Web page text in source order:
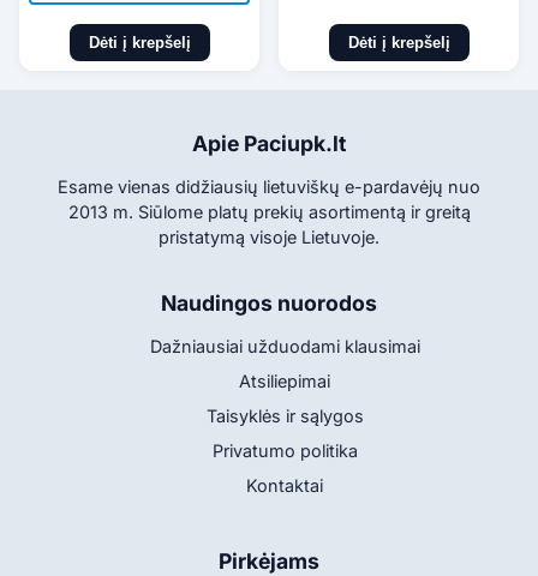
Dėti į krepšelį Dėti į krepšelį
Apie Paciupk.lt
Esame vienas didžiausių lietuviškų e-pardavėjų nuo
2013 m. Siūlome platų prekių asortimentą ir greitą
pristatymą visoje Lietuvoje.
Naudingos nuorodos
Dažniausiai užduodami klausimai
Atsiliepimai
Taisyklės ir sąlygos
Privatumo politika
Kontaktai
Pirkėjams